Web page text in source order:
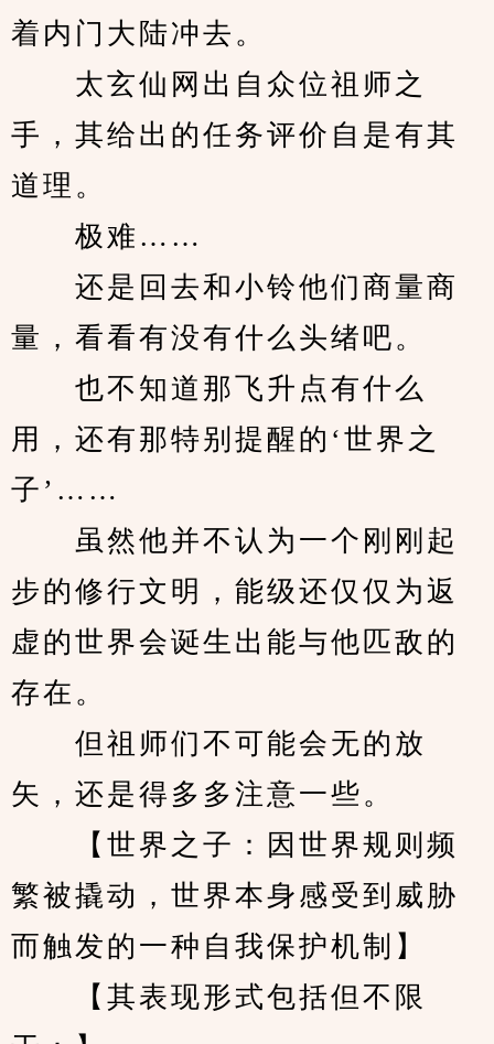
着内门大陆冲去。
太玄仙网出自众位祖师之
手，其给出的任务评价自是有其
道理。
极难……
还是回去和小铃他们商量商
量，看看有没有什么头绪吧。
也不知道那飞升点有什么
用，还有那特别提醒的‘世界之
子’……
虽然他并不认为一个刚刚起
步的修行文明，能级还仅仅为返
虚的世界会诞生出能与他匹敌的
存在。
但祖师们不可能会无的放
矢，还是得多多注意一些。
【世界之子：因世界规则频
繁被撬动，世界本身感受到威胁
而触发的一种自我保护机制】
【其表现形式包括但不限